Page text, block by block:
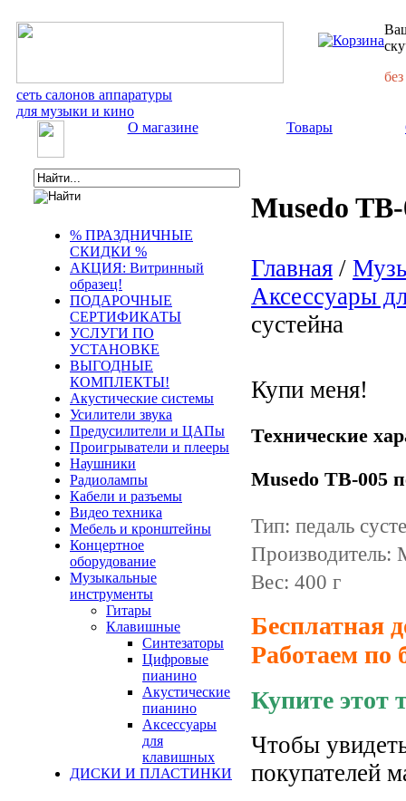
сеть салонов аппаратуры
для музыки и кино
О магазине Товары
% ПРАЗДНИЧНЫЕ
СКИДКИ %
АКЦИЯ: Витринный
образец!
ПОДАРОЧНЫЕ
СЕРТИФИКАТЫ
УСЛУГИ ПО
УСТАНОВКЕ
ВЫГОДНЫЕ
КОМПЛЕКТЫ!
Акустические системы
Усилители звука
Предусилители и ЦАПы
Проигрыватели и плееры
Наушники
Радиолампы
Кабели и разъемы
Видео техника
Мебель и кронштейны
Концертное
оборудование
Музыкальные
инструменты
Гитары
Клавишные
Синтезаторы
Цифровые
пианино
Акустические
пианино
Аксессуары
для
клавишных
ДИСКИ И ПЛАСТИНКИ
Musedo TB-
Главная /
Аксессуары
сустейна
Купи меня!
Технические
Musedo TB-005
Тип: педаль
Производитель:
Вес: 400 г
Бесплатная
Работаем по
Купите этот
Чтобы
покупателей